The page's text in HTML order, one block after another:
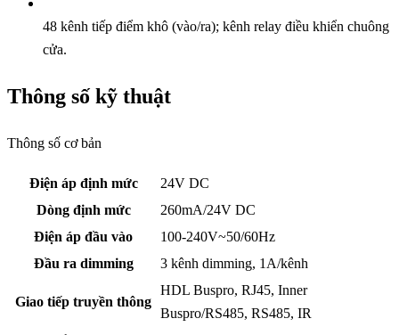
48 kênh tiếp điểm khô (vào/ra); kênh relay điều khiển chuông
cửa.
Thông số kỹ thuật
Thông số cơ bản
Điện áp định mức
24V DC
Dòng định mức
260mA/24V DC
Điện áp đầu vào
100-240V~50/60Hz
Đầu ra dimming
3 kênh dimming, 1A/kênh
Giao tiếp truyền thông
HDL Buspro, RJ45, Inner
Buspro/RS485, RS485, IR